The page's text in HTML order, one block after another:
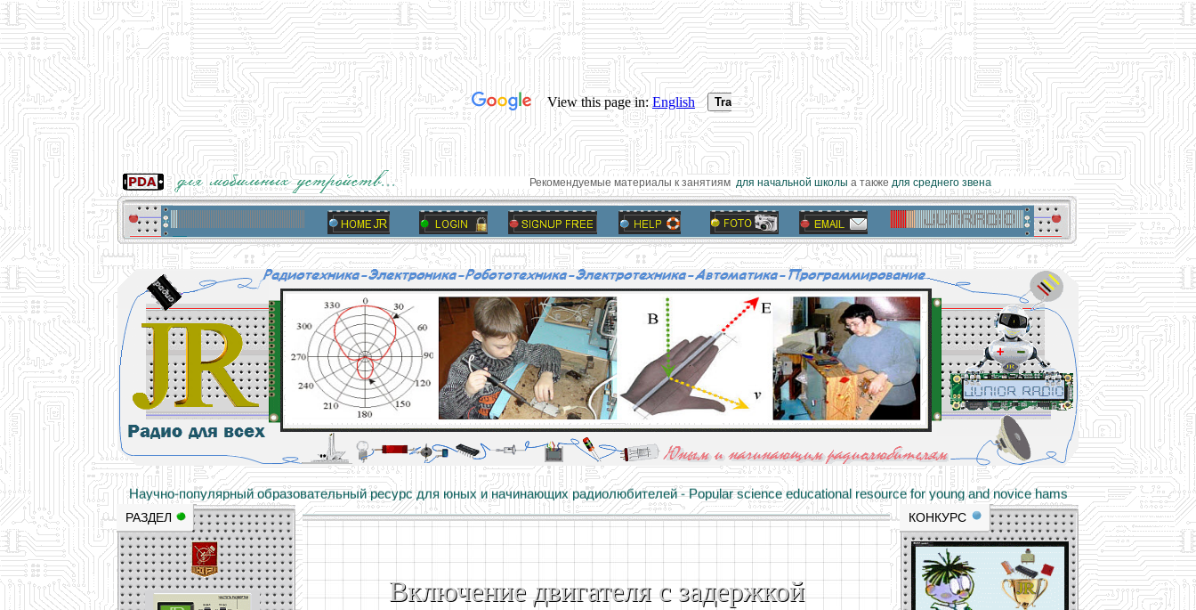
Рекомендуемые материалы к занятиямдля начальной школыа такжедля среднего звена
Научно-популярный образовательный ресурс для юных и начинающих радиолюбителей - Popular science educational resource for young and novice hams
Основы электричества, учебные материалы и опыт профессионалов - Basics of electricity, educational materials and professional experience
РАЗДЕЛ КОНКУРС
Включение двигателя с задержкой